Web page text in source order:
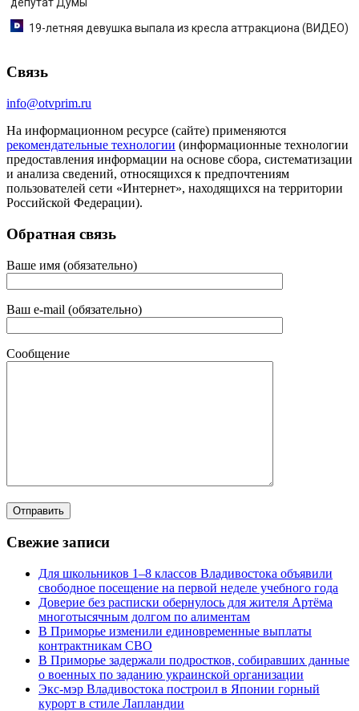
19-летняя девушка выпала из кресла аттракциона (ВИДЕО)
Связь
info@otvprim.ru
На информационном ресурсе (сайте) применяются
рекомендательные технологии (информационные технологии
предоставления информации на основе сбора, систематизации
и анализа сведений, относящихся к предпочтениям
пользователей сети «Интернет», находящихся на территории
Российской Федерации).
Обратная связь
Ваше имя (обязательно)
Ваш e-mail (обязательно)
Сообщение
Свежие записи
Для школьников 1–8 классов Владивостока объявили
свободное посещение на первой неделе учебного года
Доверие без расписки обернулось для жителя Артёма
многотысячным долгом по алиментам
В Приморье изменили единовременные выплаты
контрактникам СВО
В Приморье задержали подростков, собиравших данные
о военных по заданию украинской организации
Экс-мэр Владивостока построил в Японии горный
курорт в стиле Лапландии